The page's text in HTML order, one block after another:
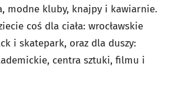
modne kluby, knajpy i kawiarnie.
coś dla ciała: wrocławskie
i skatepark, oraz dla duszy:
centra sztuki, filmu i